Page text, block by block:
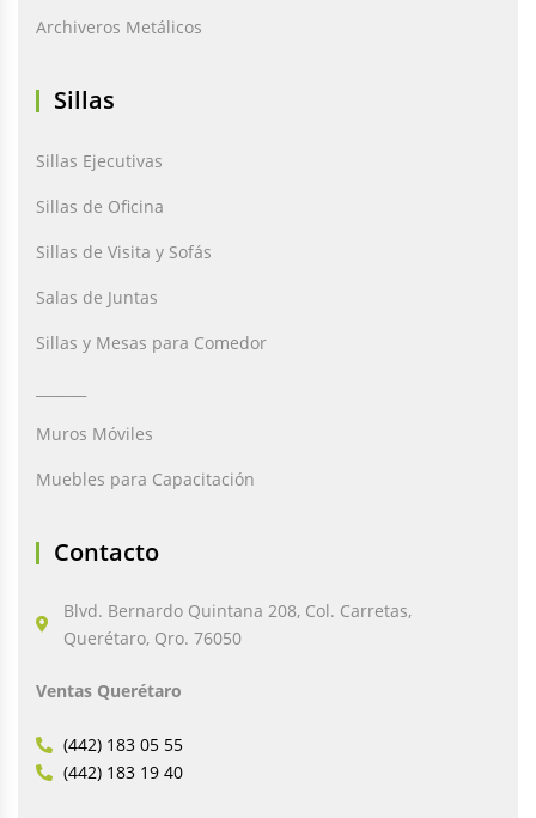
Archiveros Metálicos
Sillas
Sillas Ejecutivas
Sillas de Oficina
Sillas de Visita y Sofás
Salas de Juntas
Sillas y Mesas para Comedor
Muros Móviles
Muebles para Capacitación
Contacto
Blvd. Bernardo Quintana 208, Col. Carretas,
Querétaro, Qro. 76050
Ventas Querétaro
(442) 183 05 55
(442) 183 19 40